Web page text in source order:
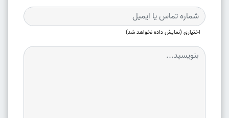
اختیاری (نمایش داده نخواهد شد)